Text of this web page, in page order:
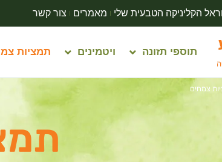
הקליניקה הטבעית שלי מאמרים צור קשר
תוספי תזונה ויטמינים תמציות
צמחים